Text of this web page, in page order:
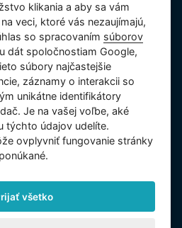
Mestskom súde v Prahe,
26150808, DIČ CZ26150808.
klikania a aby sa vám
veci, ktoré vás nezaujímajú,
so spracovaním súborov
dát spoločnostiam Google,
súbory najčastejšie
záznamy o interakcii so
unikátne identifikátory
Je na vašej voľbe, aké
týchto údajov udelíte.
ovplyvniť fungovanie stránky
všetko